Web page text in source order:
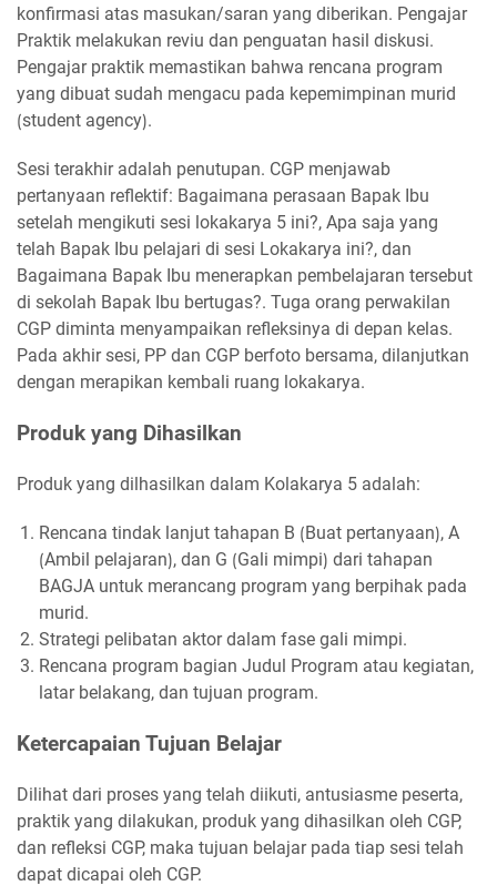
konfirmasi atas masukan/saran yang diberikan. Pengajar
Praktik melakukan reviu dan penguatan hasil diskusi.
Pengajar praktik memastikan bahwa rencana program
yang dibuat sudah mengacu pada kepemimpinan murid
⟮student agency⟯.
Sesi terakhir adalah penutupan. CGP menjawab
pertanyaan reflektif: Bagaimana perasaan Bapak Ibu
setelah mengikuti sesi lokakarya 5 ini?, Apa saja yang
telah Bapak Ibu pelajari di sesi Lokakarya ini?, dan
Bagaimana Bapak Ibu menerapkan pembelajaran tersebut
di sekolah Bapak Ibu bertugas?. Tuga orang perwakilan
CGP diminta menyampaikan refleksinya di depan kelas.
Pada akhir sesi, PP dan CGP berfoto bersama, dilanjutkan
dengan merapikan kembali ruang lokakarya.
Produk yang Dihasilkan
Produk yang dilhasilkan dalam Kolakarya 5 adalah:
Rencana tindak lanjut tahapan B ⟮Buat pertanyaan⟯, A
⟮Ambil pelajaran⟯, dan G ⟮Gali mimpi⟯ dari tahapan
BAGJA untuk merancang program yang berpihak pada
murid.
Strategi pelibatan aktor dalam fase gali mimpi.
Rencana program bagian Judul Program atau kegiatan,
latar belakang, dan tujuan program.
Ketercapaian Tujuan Belajar
Dilihat dari proses yang telah diikuti, antusiasme peserta,
praktik yang dilakukan, produk yang dihasilkan oleh CGP,
dan refleksi CGP, maka tujuan belajar pada tiap sesi telah
dapat dicapai oleh CGP.